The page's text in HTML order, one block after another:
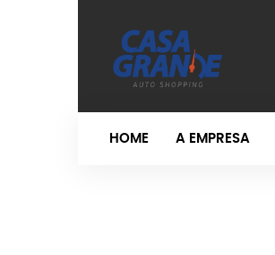
HOME A EMPRESA